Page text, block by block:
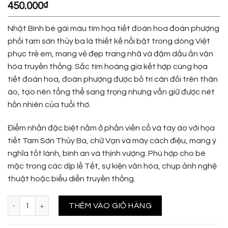
450.000₫
Nhật Bình bé gái màu tím họa tiết đoàn hoa đoàn phượng
phối tam sơn thủy ba là thiết kế nổi bật trong dòng Việt
phục trẻ em, mang vẻ đẹp trang nhã và đậm dấu ấn văn
hóa truyền thống. Sắc tím hoàng gia kết hợp cùng họa
tiết đoàn hoa, đoàn phượng được bố trí cân đối trên thân
áo, tạo nên tổng thể sang trọng nhưng vẫn giữ được nét
hồn nhiên của tuổi thơ.
Điểm nhấn đặc biệt nằm ở phần viền cổ và tay áo với họa
tiết Tam Sơn Thủy Ba, chữ Vạn và mây cách điệu, mang ý
nghĩa tốt lành, bình an và thịnh vượng. Phù hợp cho bé
mặc trong các dịp lễ Tết, sự kiện văn hóa, chụp ảnh nghệ
thuật hoặc biểu diễn truyền thống.
Nhật Bình bé gái màu tím họa tiết đoàn hoa đoàn phượng phối
THÊM VÀO GIỎ HÀNG